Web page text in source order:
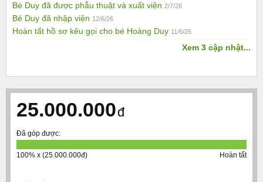
Bé Duy đã được phẫu thuật và xuất viện 2/7/26
Bé Duy đã nhập viện 12/6/26
Hoàn tất hồ sơ kêu gọi cho bé Hoàng Duy 11/6/26
Xem 3 cập nhật...
25.000.000đ
Đã góp được:
100% x (25.000.000đ) Hoàn tất